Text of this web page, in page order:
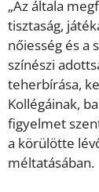
„Az általa
tisztaság,
nőiesség és a
színészi
teherbírása,
Kollégáinak,
figyelmet
a körülötte
méltatásában.